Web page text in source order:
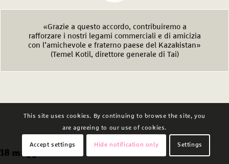
«Grazie a questo accordo, contribuiremo a
rafforzare i nostri legami commerciali e di amicizia
con l’amichevole e fraterno paese del Kazakistan»
(Temel Kotil, direttore generale di Tai)
18 maggio
This site uses cookies. By continuing to browse the site, you
are agreeing to our use of cookies.
Accept settings Hide notification only Settings